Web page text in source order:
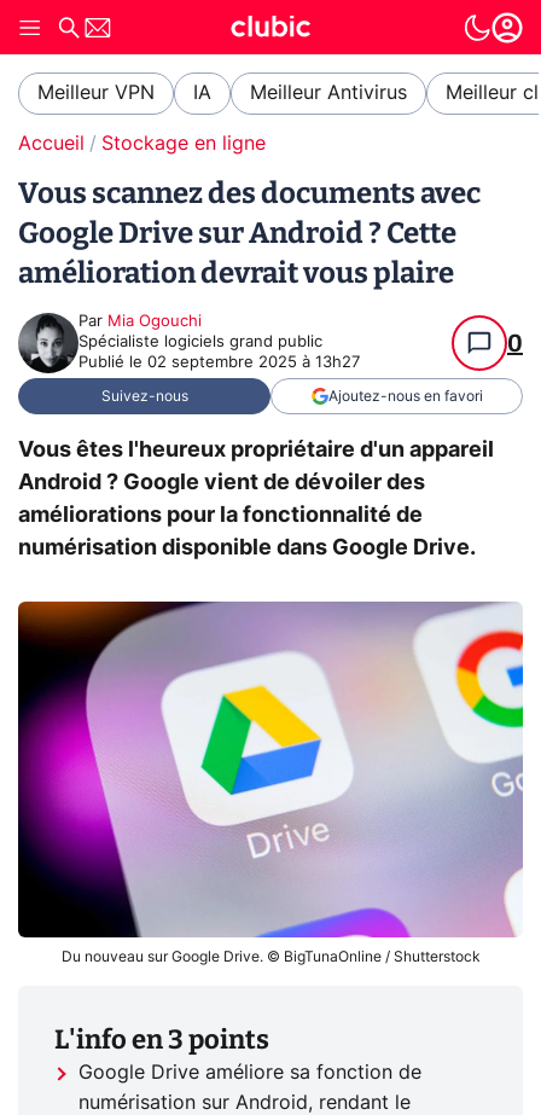
Meilleur VPN IA Meilleur Antivirus Meilleur
Accueil Stockage en ligne
Vous scannez des documents avec
Google Drive sur Android ? Cette
amélioration devrait vous plaire
Par Mia Ogouchi
Spécialiste logiciels grand public
Publié le 02 septembre 2025 à 13h27
0
Suivez-nous Ajoutez-nous en favori
Vous êtes l'heureux propriétaire d'un appareil
Android ? Google vient de dévoiler des
améliorations pour la fonctionnalité de
numérisation disponible dans Google Drive.
Du nouveau sur Google Drive. © BigTunaOnline / Shutterstock
L'info en 3 points
Google Drive améliore sa fonction de
numérisation sur Android, rendant le